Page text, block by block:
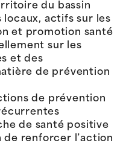
du bassin
locaux, actifs sur les
et promotion santé
sur les
et des
de prévention
de prévention
de santé positive
renforcer l’action